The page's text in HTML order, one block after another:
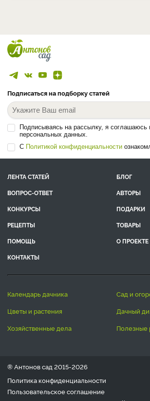
Подписаться на подборку статей
Подписываясь на рассылку, я соглашаюсь
персональных данных.
С Политикой конфиденциальности
ЛЕНТА СТАТЕЙ
БЛОГ
ВОПРОС-ОТВЕТ
АВТОРЫ
КОНКУРСЫ
ПОДАРКИ
РЕЦЕПТЫ
ТОВАРЫ
ПОМОЩЬ
О ПРОЕКТЕ
КОНТАКТЫ
календарь дачника
сад и
цветы и растения
дачный
хозяйственные дела
® Антонов сад 2015-2026
Политика конфиденциальности
Пользовательское соглашение